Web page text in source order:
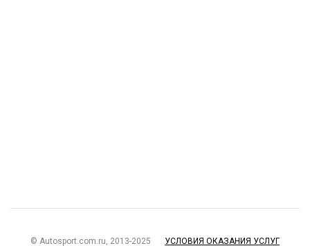
© Autosport.com.ru, 2013-2025 УСЛОВИЯ ОКАЗАНИЯ УСЛУГ